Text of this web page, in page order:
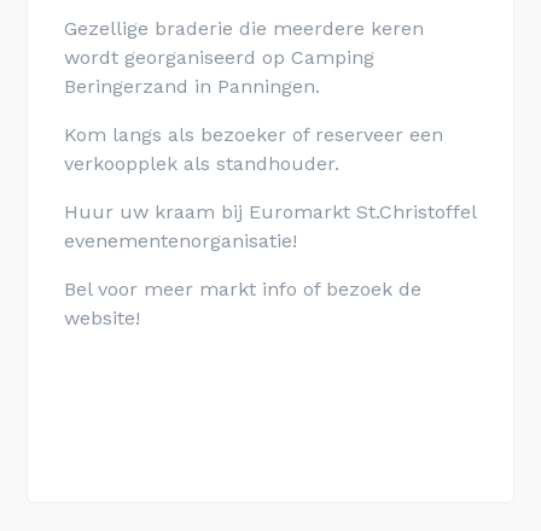
Gezellige braderie die meerdere keren
wordt georganiseerd op Camping
Beringerzand in Panningen.
Kom langs als bezoeker of reserveer een
verkoopplek als standhouder.
Huur uw kraam bij Euromarkt St.Christoffel
evenementenorganisatie!
Bel voor meer markt info of bezoek de
website!